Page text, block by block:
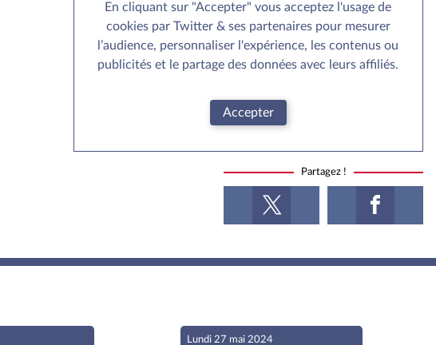
En cliquant sur "Accepter" vous acceptez l'usage de
cookies par Twitter & ses partenaires pour mesurer
l’audience, personnaliser l'expérience, les contenus ou
publicités et le partage des données avec leurs affiliés.
Accepter
Partagez !
Lundi 27 mai 2024